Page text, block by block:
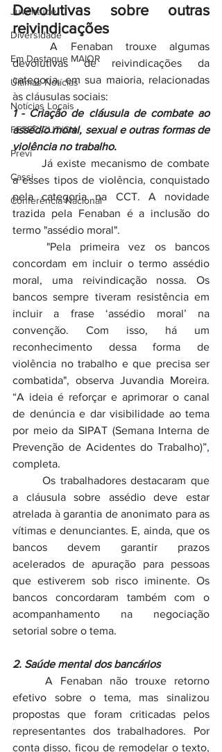
Juventude
Diversidade
Em Destaque MAIOR
Últimas Notícias
Notícias Locais
FETEC-CUT/CN
Previ
Cassi
Conferência Nacional
Devolutivas sobre outras
reivindicações
	A Fenaban trouxe algumas
devolutivas de reivindicações da
categoria, em sua maioria, relacionadas
às cláusulas sociais:
1 - Criação de cláusula de combate ao
assédio moral, sexual e outras formas de
violência no trabalho.
	Já existe mecanismo de combate
a esses tipos de violência, conquistado
pela categoria na CCT. A novidade
trazida pela Fenaban é a inclusão do
termo "assédio moral".
concordam em incluir o termo assédio
moral, uma reivindicação nossa. Os
bancos sempre tiveram resistência em
incluir a frase ‘assédio moral’ na
convenção. Com isso, há um
reconhecimento dessa forma de
violência no trabalho e que precisa ser
combatida", observa Juvandia Moreira.
“A ideia é reforçar e aprimorar o canal
de denúncia e dar visibilidade ao tema
por meio da SIPAT (Semana Interna de
Prevenção de Acidentes do Trabalho)”,
completa.
a cláusula sobre assédio deve estar
atrelada à garantia de anonimato para as
vítimas e denunciantes. E, ainda, que os
bancos devem garantir prazos
acelerados de apuração para pessoas
que estiverem sob risco iminente. Os
bancos concordaram também com o
acompanhamento na negociação
setorial sobre o tema.
2. Saúde mental dos bancários
efetivo sobre o tema, mas sinalizou
propostas que foram criticadas pelos
representantes dos trabalhadores. Por
conta disso, ficou de remodelar o texto,